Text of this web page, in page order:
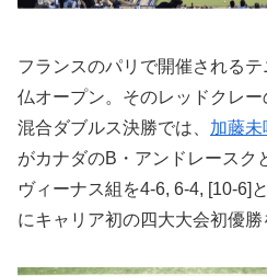
フランスのパリで開催される
仏オープン。そのレッドクレ
混合ダブルス決勝では、 加藤未
がカナダのB・アンドレースク
ヴィーナス組を4-6, 6-4, [10-6]
にキャリア初の四大大会初優勝